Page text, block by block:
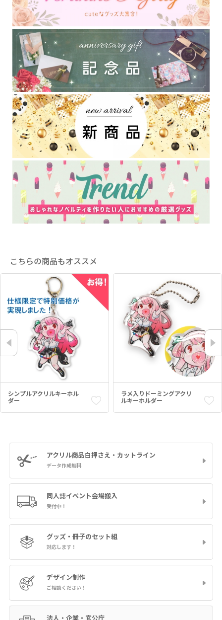
こちらの商品もオススメ
シンプルアクリルキーホル
ダー
ラメ入りドーミングアクリ
ルキーホルダー
アクリル商品白押さえ・カットライン
データ作成無料
同人誌イベント会場搬入
受付中！
グッズ・冊子のセット組
対応します！
デザイン制作
ご相談ください！
法人・企業・官公庁